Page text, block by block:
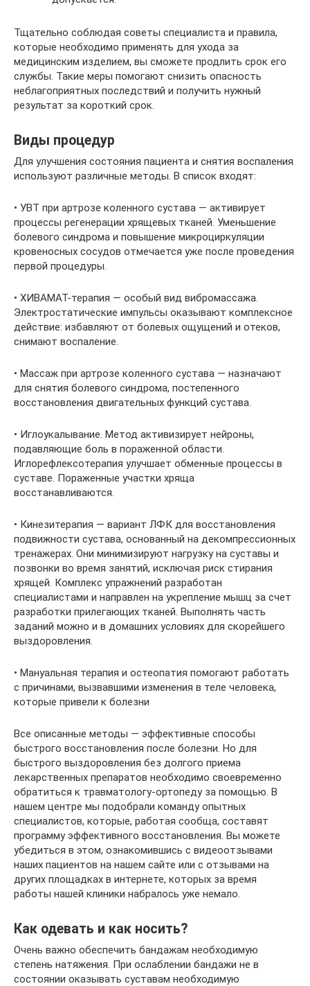
Тщательно соблюдая советы специалиста и правила,
которые необходимо применять для ухода за
медицинским изделием, вы сможете продлить срок его
службы. Такие меры помогают снизить опасность
неблагоприятных последствий и получить нужный
результат за короткий срок.
Виды процедур
Для улучшения состояния пациента и снятия воспаления
используют различные методы. В список входят:
• УВТ при артрозе коленного сустава — активирует
процессы регенерации хрящевых тканей. Уменьшение
болевого синдрома и повышение микроциркуляции
кровеносных сосудов отмечается уже после проведения
первой процедуры.
• ХИВАМАТ-терапия — особый вид вибромассажа.
Электростатические импульсы оказывают комплексное
действие: избавляют от болевых ощущений и отеков,
снимают воспаление.
• Массаж при артрозе коленного сустава — назначают
для снятия болевого синдрома, постепенного
восстановления двигательных функций сустава.
• Иглоукалывание. Метод активизирует нейроны,
подавляющие боль в пораженной области.
Иглорефлексотерапия улучшает обменные процессы в
суставе. Пораженные участки хряща
восстанавливаются.
• Кинезитерапия — вариант ЛФК для восстановления
подвижности сустава, основанный на декомпрессионных
тренажерах. Они минимизируют нагрузку на суставы и
позвонки во время занятий, исключая риск стирания
хрящей. Комплекс упражнений разработан
специалистами и направлен на укрепление мышц за счет
разработки прилегающих тканей. Выполнять часть
заданий можно и в домашних условиях для скорейшего
выздоровления.
• Мануальная терапия и остеопатия помогают работать
с причинами, вызвавшими изменения в теле человека,
которые привели к болезни
Все описанные методы — эффективные способы
быстрого восстановления после болезни. Но для
быстрого выздоровления без долгого приема
лекарственных препаратов необходимо своевременно
обратиться к травматологу-ортопеду за помощью. В
нашем центре мы подобрали команду опытных
специалистов, которые, работая сообща, составят
программу эффективного восстановления. Вы можете
убедиться в этом, ознакомившись с видеоотзывами
наших пациентов на нашем сайте или с отзывами на
других площадках в интернете, которых за время
работы нашей клиники набралось уже немало.
Как одевать и как носить?
Очень важно обеспечить бандажам необходимую
степень натяжения. При ослаблении бандажи не в
состоянии оказывать суставам необходимую